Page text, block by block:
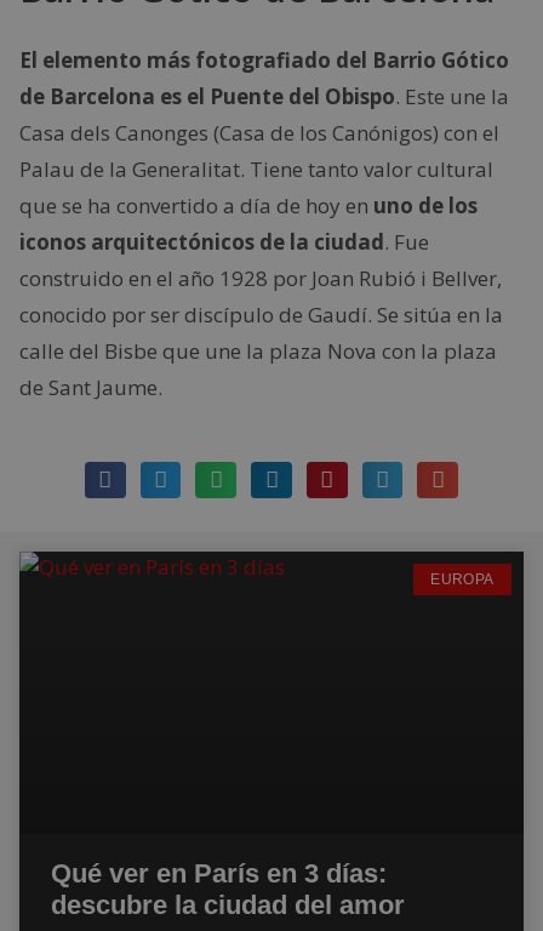
El elemento más fotografiado del Barrio Gótico
de Barcelona es el Puente del Obispo. Este une la
Casa dels Canonges (Casa de los Canónigos) con el
Palau de la Generalitat. Tiene tanto valor cultural
que se ha convertido a día de hoy en uno de los
iconos arquitectónicos de la ciudad. Fue
construido en el año 1928 por Joan Rubió i Bellver,
conocido por ser discípulo de Gaudí. Se sitúa en la
calle del Bisbe que une la plaza Nova con la plaza
de Sant Jaume.
EUROPA
Qué ver en París en 3 días:
descubre la ciudad del amor